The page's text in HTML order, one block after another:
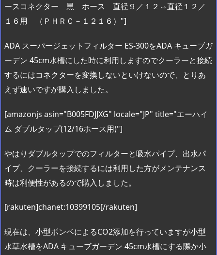
ースコネクター 黒 ホース 直径９／１２⇔直径１２／
１６用 （ＰＨＲＣ－１２１６）"]
ADA スーパージェットフィルター ES-300をADA キューブガ
ーデン 45cm水槽にした時に利用しますのでクーラーと接続
するにはコネクターを変換しないといけないので、とりあ
えず速いですが購入しました。
[amazonjs asin="B005FDJJXG" locale="JP" title="エーハイ
ム ダブルタップ(12/16ホース用)"]
やはりダブルタップでのフィルターと吸水パイプ、出水パ
イプ、クーラーを接続するには利用した方がメンテナンス
時は利便性があるので購入しました。
[rakuten]chanet:10399105[/rakuten]
現在は、小型ボンベによるCO2添加を行っていますが小型
水草水槽をADA キューブガーデン 45cm水槽にする際か小